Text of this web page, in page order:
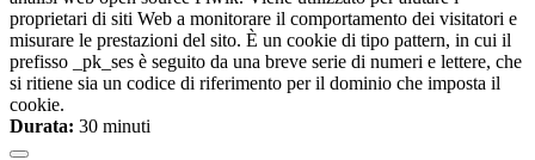
proprietari di siti Web a monitorare il comportamento dei visitatori e
misurare le prestazioni del sito. È un cookie di tipo pattern, in cui il
prefisso _pk_ses è seguito da una breve serie di numeri e lettere, che
si ritiene sia un codice di riferimento per il dominio che imposta il
cookie.
Durata: 30 minuti